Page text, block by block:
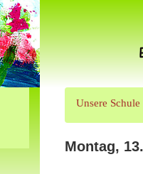
Unsere Schule
Montag,